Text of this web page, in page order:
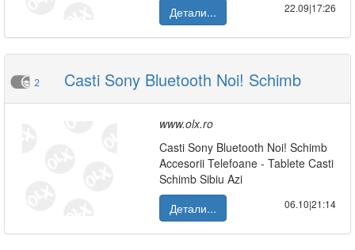
Детали...
22.09|17:26
2 Casti Sony Bluetooth Noi! Schimb
www.olx.ro
Casti Sony Bluetooth Noi! Schimb
Accesorii Telefoane - Tablete Casti
Schimb Sibiu Azi
Детали...
06.10|21:14